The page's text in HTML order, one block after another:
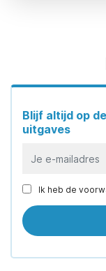
Blijf altijd op
uitgaves
Ik heb de